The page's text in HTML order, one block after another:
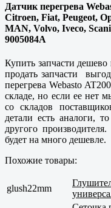
Датчик перегрева
Citroen, Fiat, Peugeot,
MAN, Volvo, Iveco,
9005084A
Купить запчасти
продать запчасти
перегрева Webasto
складе, но если ее нет
со складов
детали есть аналоги,
другого
будет на много дешевле.
Похожие товары:
glush22mm